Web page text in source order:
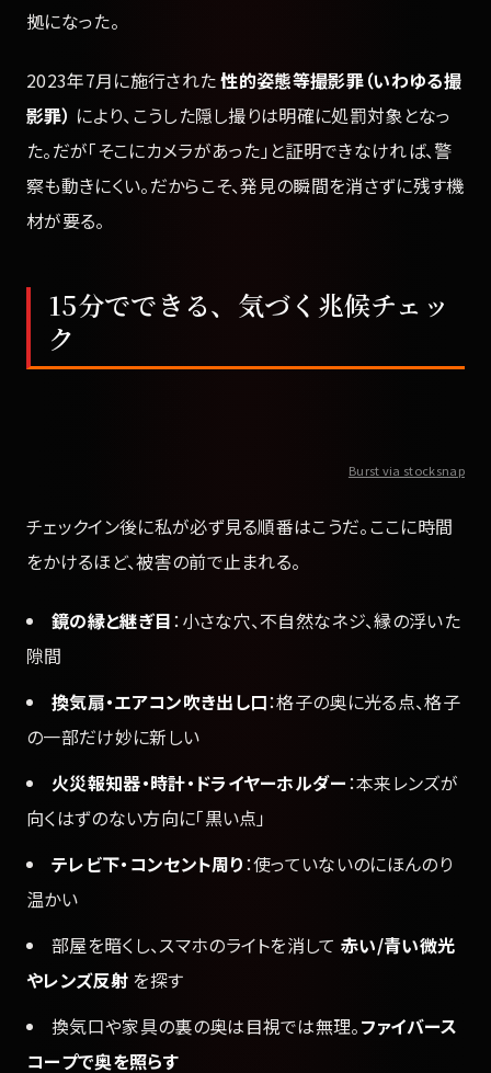
拠になった。
2023年7月に施行された性的姿態等撮影罪（いわゆる撮
影罪） により、こうした隠し撮りは明確に処罰対象となっ
た。だが「そこにカメラがあった」と証明できなければ、警
察も動きにくい。だからこそ、発見の瞬間を消さずに残す機
材が要る。
15分でできる、気づく兆候チェッ
ク
Burst via stocksnap
チェックイン後に私が必ず見る順番はこうだ。ここに時間
をかけるほど、被害の前で止まれる。
鏡の縁と継ぎ目：小さな穴、不自然なネジ、縁の浮いた
隙間
換気扇・エアコン吹き出し口：格子の奥に光る点、格子
の一部だけ妙に新しい
火災報知器・時計・ドライヤーホルダー：本来レンズが
向くはずのない方向に「黒い点」
テレビ下・コンセント周り：使っていないのにほんのり
温かい
部屋を暗くし、スマホのライトを消して赤い/青い微光
やレンズ反射を探す
換気口や家具の裏の奥は目視では無理。ファイバース
コープで奥を照らす